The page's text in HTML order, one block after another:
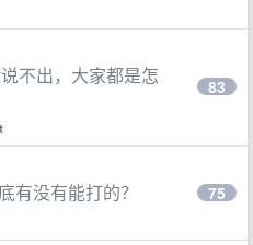
不出，大家都是怎
83
有没有能打的？ 75